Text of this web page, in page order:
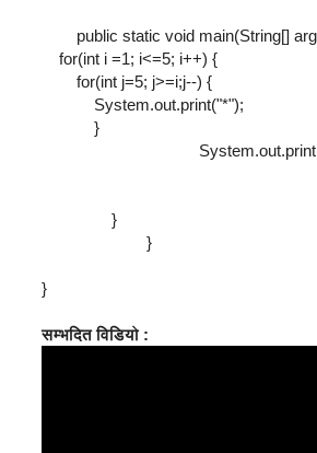
public static void main(String[]
for(int i =1; i<=5; i++) {
for(int j=5; j>=i;j--) {
System.out.print("*");
}
}
}
}
सम्भदित विडियो :